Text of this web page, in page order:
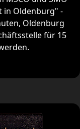
in Oldenburg" -
Oldenburg
für 15